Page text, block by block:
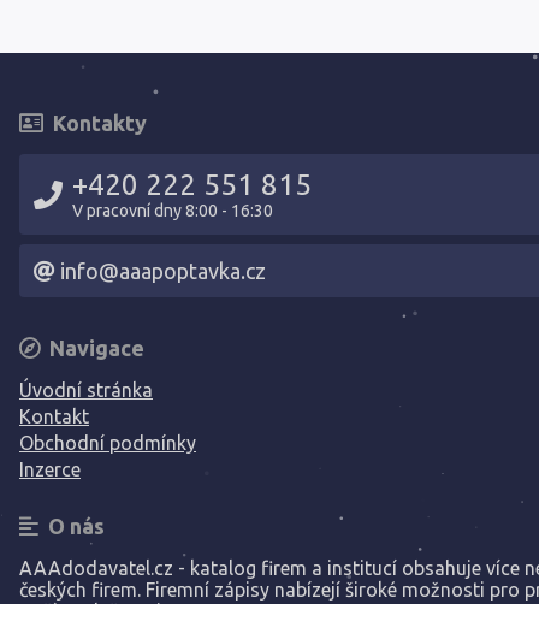
Kontakty
+420 222 551 815
V pracovní dny 8:00 - 16:30
info@aaapoptavka.cz
Navigace
Úvodní stránka
Kontakt
Obchodní podmínky
Inzerce
O nás
AAAdodavatel.cz - katalog firem a institucí obsahuje více
českých firem. Firemní zápisy nabízejí široké možnosti pro
Vaší společnosti.